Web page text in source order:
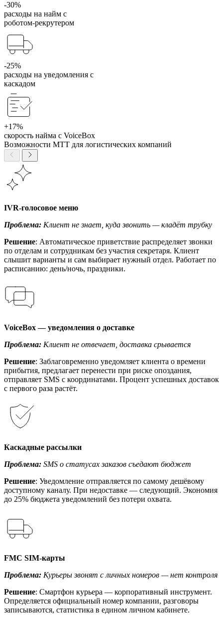
-30%
расходы на найм с
роботом-рекрутером
-25%
расходы на уведомления с
каскадом
+17%
скорость найма с VoiceBox
Возможности МТТ для логистических компаний
IVR-голосовое меню
Проблема: Клиент не знает, куда звонить — кладёт трубку
Решение: Автоматическое приветствие распределяет звонки
по отделам и сотрудникам без участия секретаря. Клиент
слышит варианты и сам выбирает нужный отдел. Работает по
расписанию: день/ночь, праздники.
VoiceBox — уведомления о доставке
Проблема: Клиент не отвечает, доставка срывается
Решение: Заблаговременно уведомляет клиента о времени
прибытия, предлагает перенести при риске опоздания,
отправляет SMS с координатами. Процент успешных доставок
с первого раза растёт.
Каскадные рассылки
Проблема: SMS о статусах заказов съедают бюджет
Решение: Уведомление отправляется по самому дешёвому
доступному каналу. При недоставке — следующий. Экономия
до 25% бюджета уведомлений без потери охвата.
FMC SIM-карты
Проблема: Курьеры звонят с личных номеров — нет контроля
Решение: Смартфон курьера — корпоративный инструмент.
Определяется официальный номер компании, разговоры
записываются, статистика в едином личном кабинете.